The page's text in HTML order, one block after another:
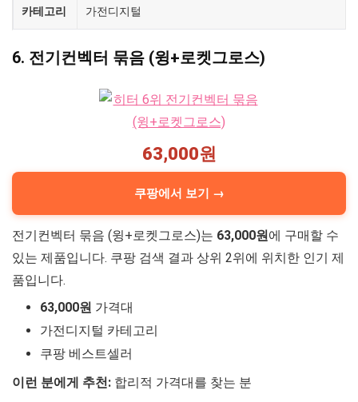
카테고리 가전디지털
6. 전기컨벡터 묶음 (윙+로켓그로스)
63,000원
쿠팡에서 보기 →
전기컨벡터 묶음 (윙+로켓그로스)는 63,000원에 구매할 수
있는 제품입니다. 쿠팡 검색 결과 상위 2위에 위치한 인기 제
품입니다.
63,000원 가격대
가전디지털 카테고리
쿠팡 베스트셀러
이런 분에게 추천: 합리적 가격대를 찾는 분